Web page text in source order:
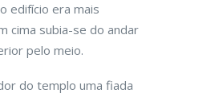
edifício era mais
cima subia-se do andar
pelo meio.
do templo uma fiada